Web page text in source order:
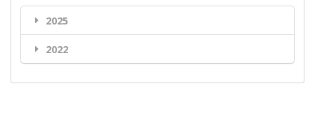
2025
2022